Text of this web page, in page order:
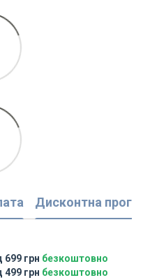
Дисконтна
699 грн безкоштовно
499 грн безкоштовно